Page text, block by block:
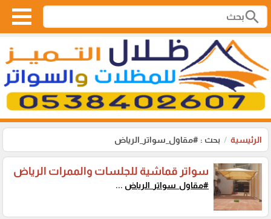
search
الرئيسية بحث : #مقاول_سواتر_الرياض
سواتر قماشية للجلسات والممرات الرياض
#مقاول_سواتر_الرياض ...